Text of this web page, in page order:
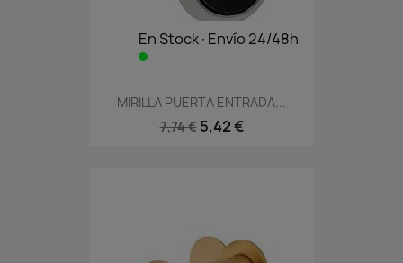
En Stock·Envío 24/48h
MIRILLA PUERTA ENTRADA...
7,74 € 5,42 €